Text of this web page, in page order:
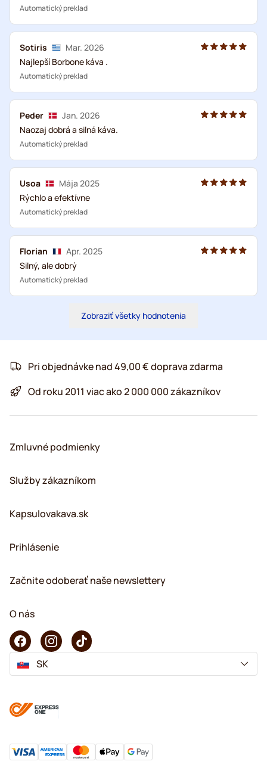
Automatický preklad
Sotiris
Mar. 2026
Najlepší Borbone káva .
Automatický preklad
Peder
Jan. 2026
Naozaj dobrá a silná káva.
Automatický preklad
Usoa
Mája 2025
Rýchlo a efektívne
Automatický preklad
Florian
Apr. 2025
Silný, ale dobrý
Automatický preklad
Zobraziť všetky hodnotenia
Pri objednávke nad 49,00 € doprava zdarma
Od roku 2011 viac ako 2 000 000 zákazníkov
Zmluvné podmienky
Služby zákazníkom
Kapsulovakava.sk
Prihlásenie
Začnite odoberať naše newslettery
O nás
SK